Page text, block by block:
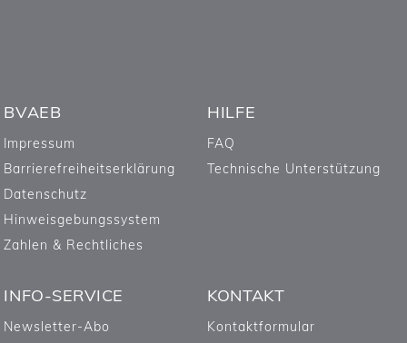
BVAEB
Impressum
Barrierefreiheitserklärung
Datenschutz
Hinweisgebungssystem
Zahlen & Rechtliches
HILFE
FAQ
Technische Unterstützung
INFO-SERVICE
Newsletter-Abo
KONTAKT
Kontaktformular